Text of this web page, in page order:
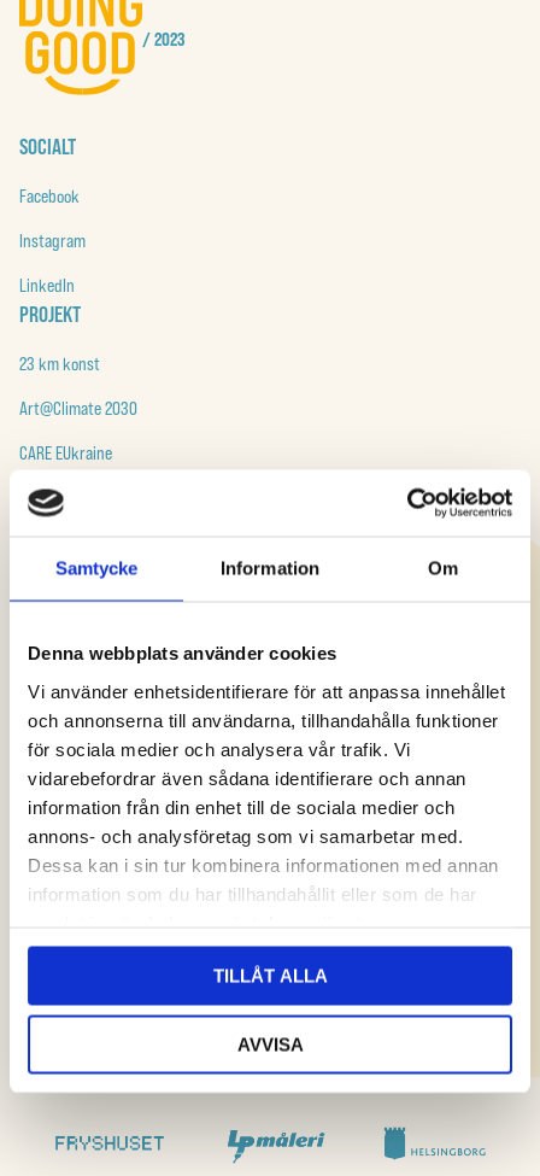
Samtycke Information Om
Denna webbplats använder cookies
Vi använder enhetsidentifierare för att anpassa innehållet
och annonserna till användarna, tillhandahålla funktioner
för sociala medier och analysera vår trafik. Vi
vidarebefordrar även sådana identifierare och annan
information från din enhet till de sociala medier och
annons- och analysföretag som vi samarbetar med.
Dessa kan i sin tur kombinera informationen med annan
information som du har tillhandahållit eller som de har
TILLÅT ALLA
AVVISA
/ 2023
SOCIALT
Facebook
Instagram
LinkedIn
PROJEKT
23 km konst
Art@Climate 2030
CARE EUkraine
Cool Green Deal
RESURSER
art@climate 2030